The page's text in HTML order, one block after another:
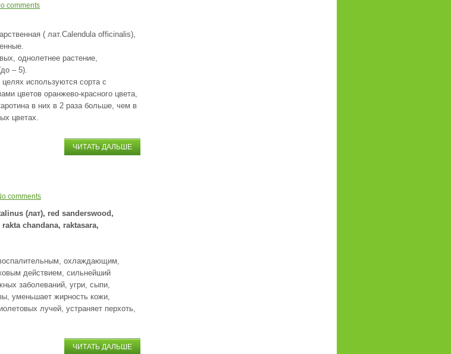
comments
( лат.Сalendula officinalis),
однолетнее растение,
– 5).
используются сорта с
цветов оранжево-красного цвета,
в них в 2 раза больше, чем в
цветах.
ЧИТАТЬ ДАЛЬШЕ
comments
(лат), red sanderswood,
chandana, raktasara,
охлаждающим,
действием, сильнейший
заболеваний, угри, сыпи,
уменьшает жирность кожи,
лучей, устраняет перхоть,
ЧИТАТЬ ДАЛЬШЕ